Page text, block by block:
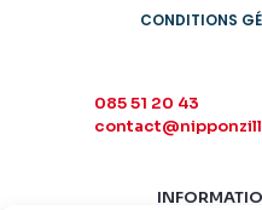
CONDITIONS
085 51 20 43